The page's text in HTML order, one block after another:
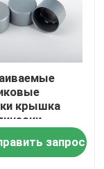
крышка
запрос